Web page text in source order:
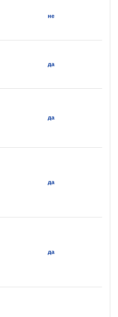
не
да
да
да
да